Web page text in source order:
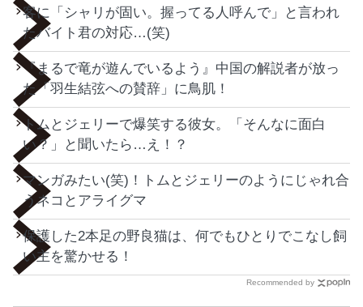
客に「シャリが固い。握ってる人呼んで」と言われ
たバイト君の対応…(笑)
『まるで竜が遊んでいるよう』中国の解説者が放っ
た「羽生結弦への賛辞」に鳥肌！
トムとジェリーで爆笑する彼女。「そんなに面白
い？」と聞いたら…え！？
マンガみたい(笑)！トムとジェリーのようにじゃれ合
うネコとアライグマ
保護した2本足の野良猫は、何でもひとりでこなし飼
い主を驚かせる！
Recommended by